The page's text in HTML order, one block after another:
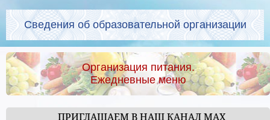
Сведения об образовательной организации
Организация питания.
Ежедневные меню
ПРИГЛАШАЕМ В НАШ КАНАЛ МАХ